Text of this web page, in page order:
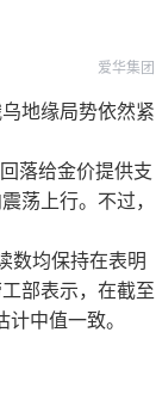
爱华集团
地缘局势依然紧
落给金价提供支
荡上行。不过，
数均保持在表明
部表示，在截至
中值一致。